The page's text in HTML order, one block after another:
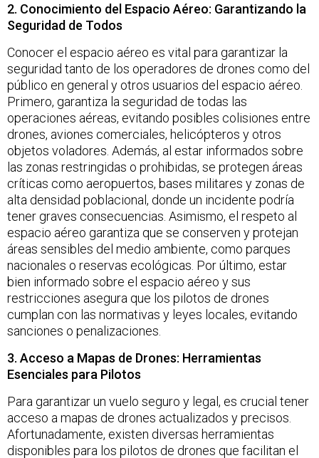
2. Conocimiento del Espacio Aéreo: Garantizando la
Seguridad de Todos
Conocer el espacio aéreo es vital para garantizar la
seguridad tanto de los operadores de drones como del
público en general y otros usuarios del espacio aéreo.
Primero, garantiza la seguridad de todas las
operaciones aéreas, evitando posibles colisiones entre
drones, aviones comerciales, helicópteros y otros
objetos voladores. Además, al estar informados sobre
las zonas restringidas o prohibidas, se protegen áreas
críticas como aeropuertos, bases militares y zonas de
alta densidad poblacional, donde un incidente podría
tener graves consecuencias. Asimismo, el respeto al
espacio aéreo garantiza que se conserven y protejan
áreas sensibles del medio ambiente, como parques
nacionales o reservas ecológicas. Por último, estar
bien informado sobre el espacio aéreo y sus
restricciones asegura que los pilotos de drones
cumplan con las normativas y leyes locales, evitando
sanciones o penalizaciones.
3. Acceso a Mapas de Drones: Herramientas
Esenciales para Pilotos
Para garantizar un vuelo seguro y legal, es crucial tener
acceso a mapas de drones actualizados y precisos.
Afortunadamente, existen diversas herramientas
disponibles para los pilotos de drones que facilitan el